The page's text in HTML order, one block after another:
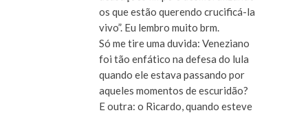
os que estão querendo crucificá-la
vivo”. Eu lembro muito brm.
Só me tire uma duvida: Veneziano
foi tão enfático na defesa do lula
quando ele estava passando por
aqueles momentos de escuridão?
E outra: o Ricardo, quando esteve